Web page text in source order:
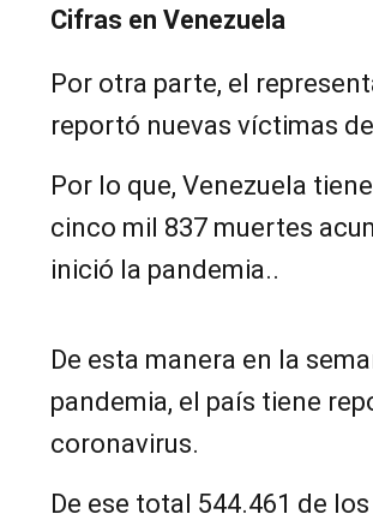
Cifras en Venezuela
Por otra parte, el
reportó nuevas víctimas
Por lo que, Venezuela
cinco mil 837 muertes
inició la pandemia..
De esta manera en la
pandemia, el país tiene
coronavirus.
De ese total 544.461 de